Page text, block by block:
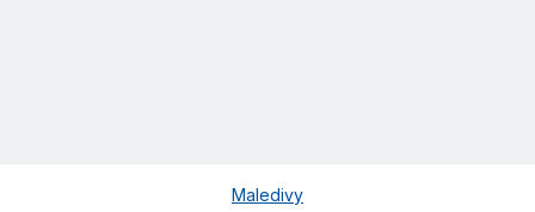
Maledivy